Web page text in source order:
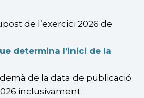
de l’exercici 2026 de
determina l’inici de la
de la data de publicació
inclusivament